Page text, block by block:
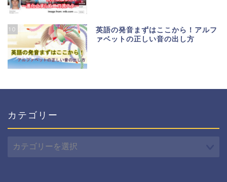
10
英語の発音まずはここから！アルフ
ァベットの正しい音の出し方
カテゴリー
テ